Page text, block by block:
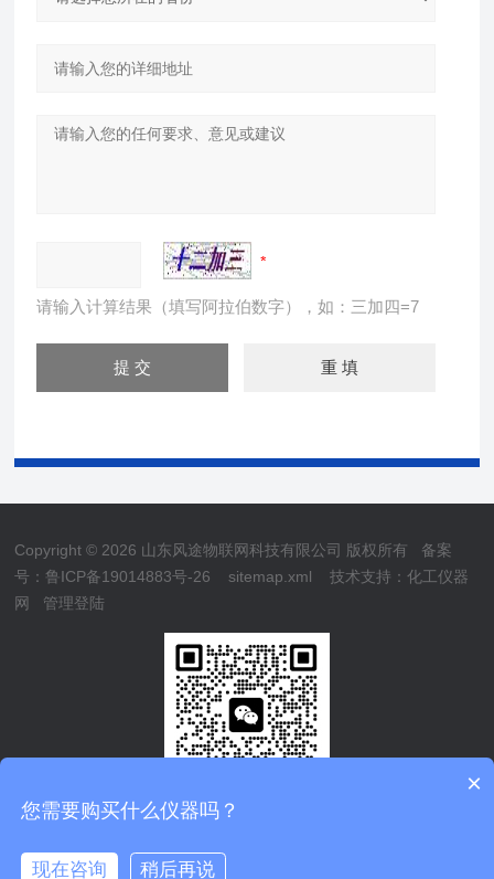
请输入计算结果（填写阿拉伯数字），如：三加四=7
Copyright © 2026 山东风途物联网科技有限公司 版权所有 备案
号：鲁ICP备19014883号-26
sitemap.xml 技术支持：化工仪器
网
管理登陆
鲁公网安备37079402370839
×
您需要购买什么仪器吗？
现在咨询 稍后再说
在线咨询